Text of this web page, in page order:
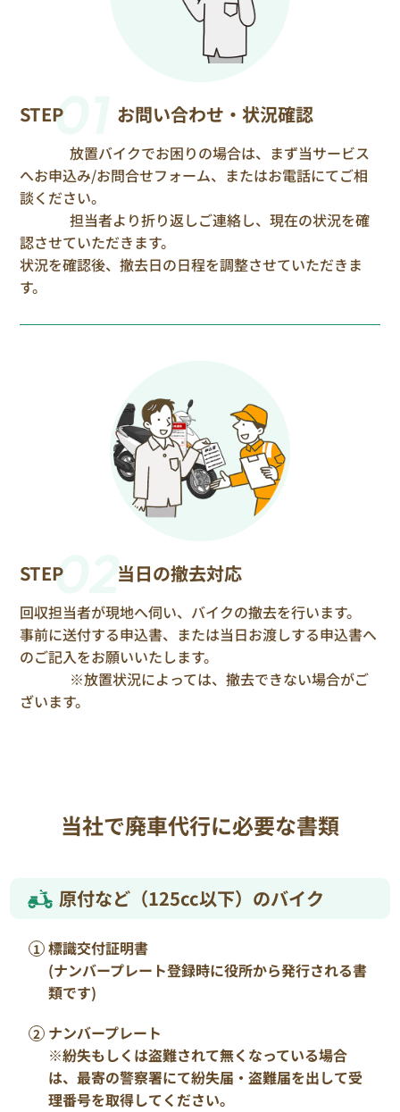
STEP01
お問い合わせ・状況確認
放置バイクでお困りの場合は、まず当サービス
へお申込み/お問合せフォーム、またはお電話にてご相
談ください。
担当者より折り返しご連絡し、現在の状況を確
認させていただきます。
状況を確認後、撤去日の日程を調整させていただきま
す。
STEP02
当日の撤去対応
回収担当者が現地へ伺い、バイクの撤去を行います。
事前に送付する申込書、または当日お渡しする申込書へ
のご記入をお願いいたします。
※放置状況によっては、撤去できない場合がご
ざいます。
当社で廃車代行に必要な書類
原付など（125cc以下）のバイク
標識交付証明書
(ナンバープレート登録時に役所から発行される書
類です)
ナンバープレート
※紛失もしくは盗難されて無くなっている場合
は、最寄の警察署にて紛失届・盗難届を出して受
理番号を取得してください。